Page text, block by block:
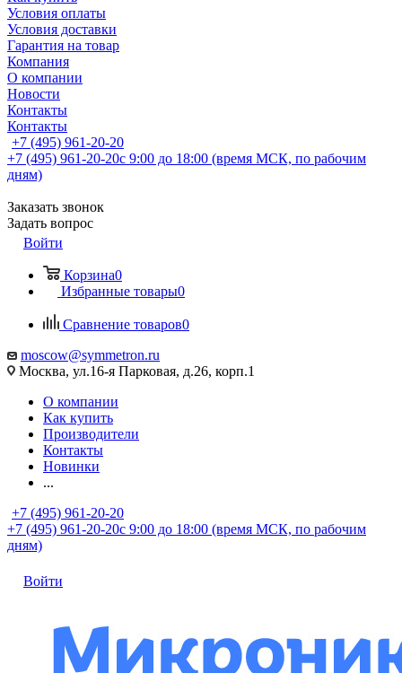
Условия оплаты
Условия доставки
Гарантия на товар
Компания
О компании
Новости
Контакты
Контакты
+7 (495) 961-20-20
+7 (495) 961-20-20с 9:00 до 18:00 (время МСК, по рабочим
дням)
Заказать звонок
Задать вопрос
Войти
Корзина0
Избранные товары0
Сравнение товаров0
moscow@symmetron.ru
Москва, ул.16-я Парковая, д.26, корп.1
О компании
Как купить
Производители
Контакты
Новинки
...
+7 (495) 961-20-20
+7 (495) 961-20-20с 9:00 до 18:00 (время МСК, по рабочим
дням)
Войти